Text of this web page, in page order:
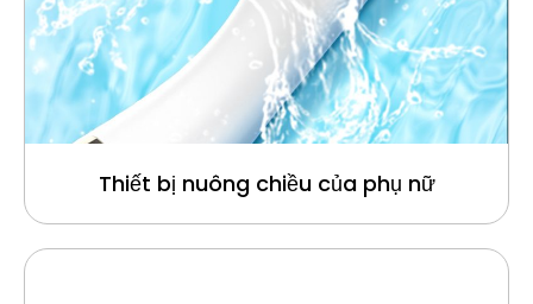
Thiết bị nuông chiều của phụ nữ